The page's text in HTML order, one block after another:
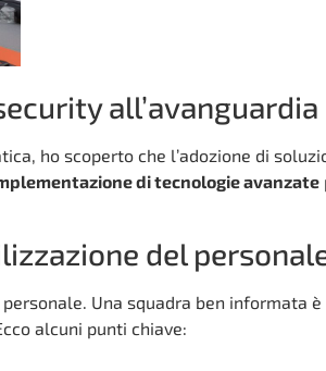
all’avanguardia
ho scoperto che l’adozione di
di tecnologie avanzate
del
Una squadra ben informata è
alcuni punti chiave: